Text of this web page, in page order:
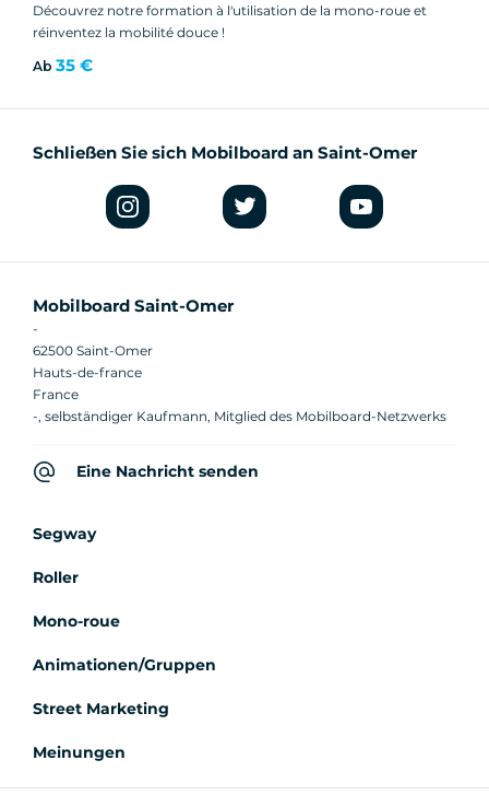
Découvrez notre formation à l'utilisation de la mono-roue et
réinventez la mobilité douce !
Ab 35 €
Schließen Sie sich Mobilboard an Saint-Omer
Mobilboard Saint-Omer
-
62500 Saint-Omer
Hauts-de-france
France
-, selbständiger Kaufmann, Mitglied des Mobilboard-Netzwerks
Eine Nachricht senden
Segway
Roller
Mono-roue
Animationen/Gruppen
Street Marketing
Meinungen